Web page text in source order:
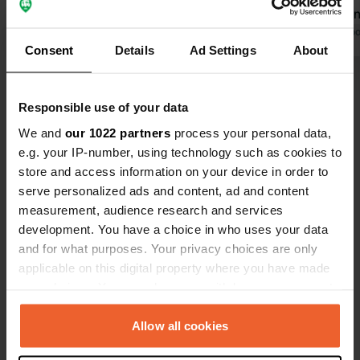
Consent Details Ad Settings About
Responsible use of your data
We and our 1022 partners process your personal data,
e.g. your IP-number, using technology such as cookies to
store and access information on your device in order to
serve personalized ads and content, ad and content
measurement, audience research and services
development. You have a choice in who uses your data
and for what purposes. Your privacy choices are only
applicable on this digital property where you have made
any time from the Cookie Declaration or by clicking on
the Privacy trigger icon.Allow all cookies
réception vous n'avez pas droit à une
bonne place si vous la voulez vous
euros et là aussi vous n'avez rien
alors maintenant vraiment plus
jamais il y a tellement d'endroits plus
sympas.
négligée
médiocre.
mais nous
Traduit par
Es-tu déjà venu ici ?
Contact
Am Bootshafen